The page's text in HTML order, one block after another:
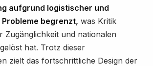
aufgrund logistischer und
begrenzt, was Kritik
Zugänglichkeit und nationalen
hat. Trotz dieser
zielt das fortschrittliche Design der